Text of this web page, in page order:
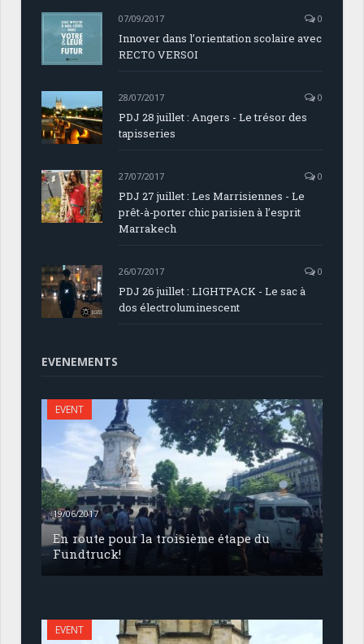
07/09/2017 0
Innover dans l’orientation scolaire avec
RECTO VERSOI
28/07/2017 0
PDJ 28 juillet : Angers - Le trésor des
tapisseries
27/07/2017 0
PDJ 27 juillet : Les Marrisiennes - Le
prêt-à-porter chic parisien à l’esprit
Marrakech
26/07/2017 0
PDJ 26 juillet : LIGHTPACK - Le sac à
dos électroluminescent
EVENEMENTS
EVENT
19/06/2017
En route pour la troisième étape du
Fundtruck!
EVENT